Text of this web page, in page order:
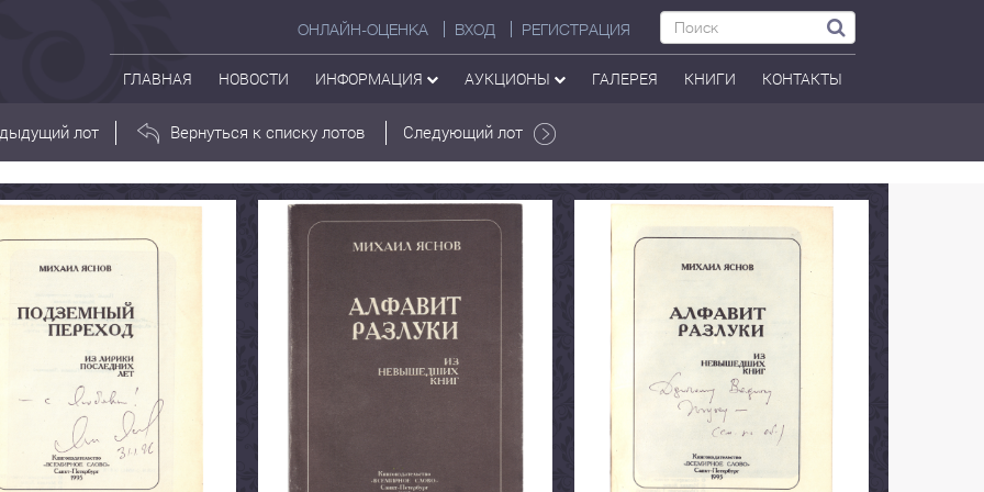
ОНЛАЙН-ОЦЕНКА ВХОД РЕГИСТРАЦИЯ
ГЛАВНАЯ НОВОСТИ ИНФОРМАЦИЯ АУКЦИОНЫ ГАЛЕРЕЯ КНИГИ КОНТАКТЫ
лот Вернуться к списку лотов Следующий лот